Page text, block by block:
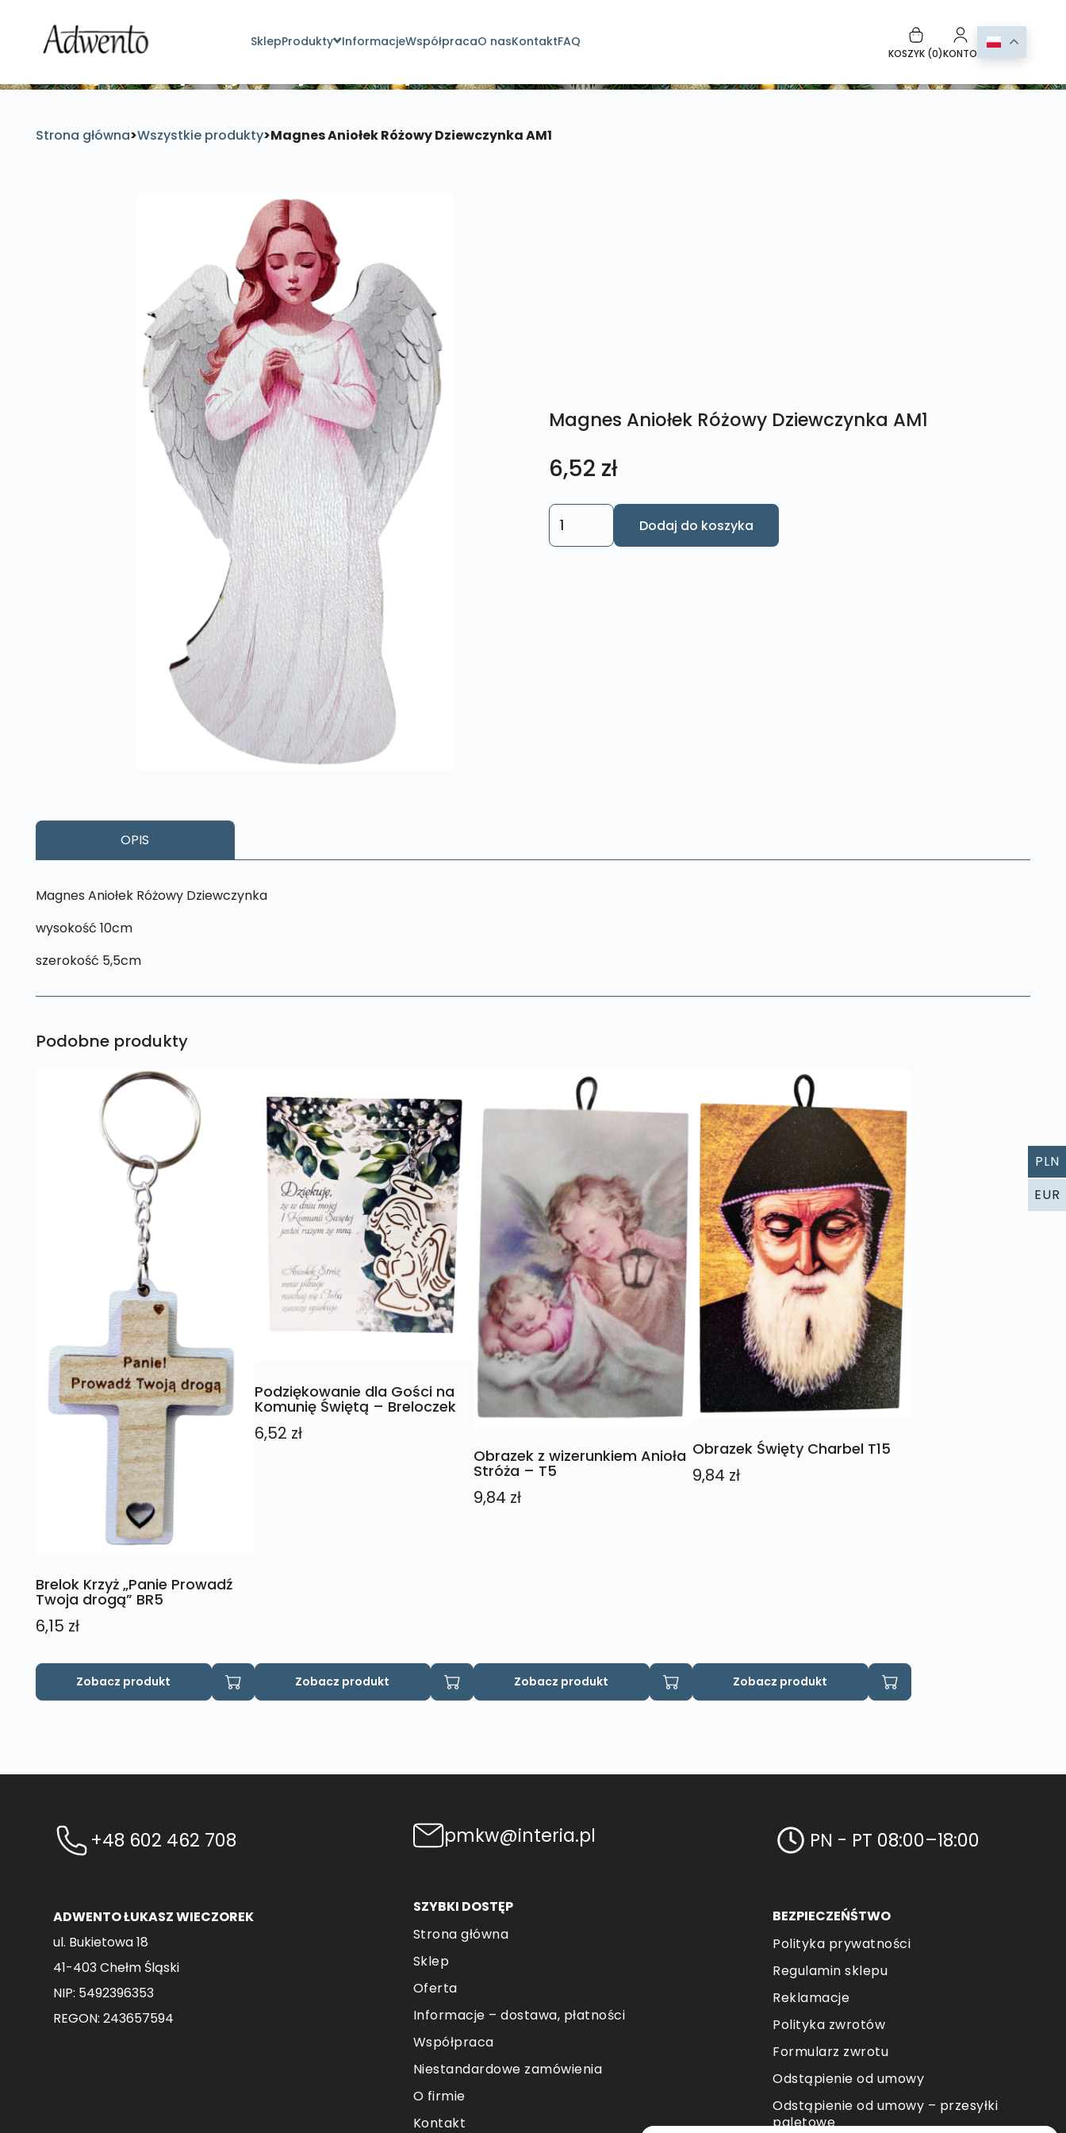
SklepProdukty InformacjeWspółpracaO nasKontaktFAQ
KOSZYK (0)KONTO
Strona główna>Wszystkie produkty>Magnes Aniołek Różowy Dziewczynka AM1
Magnes Aniołek Różowy Dziewczynka AM1
6,52 zł
ilość
Magnes
Dodaj do koszyka
OPIS
Magnes Aniołek Różowy Dziewczynka
wysokość 10cm
szerokość 5,5cm
Podobne produkty
Brelok Krzyż „Panie Prowadź
Twoja drogą” BR5
6,15 zł
Zobacz produkt
Podziękowanie dla Gości na
Komunię Świętą – Breloczek
6,52 zł
Zobacz produkt
Obrazek z wizerunkiem Anioła
Stróża – T5
9,84 zł
Zobacz produkt
Obrazek Święty Charbel T15
9,84 zł
Zobacz produkt
+48 602 462 708
ADWENTO ŁUKASZ WIECZOREK
ul. Bukietowa 18
41-403 Chełm Śląski
NIP: 5492396353
REGON: 243657594
pmkw@interia.pl
SZYBKI DOSTĘP
Strona główna
Sklep
Oferta
Informacje – dostawa, płatności
Współpraca
Niestandardowe zamówienia
O firmie
Kontakt
PN - PT 08:00–18:00
BEZPIECZEŃŚTWO
Polityka prywatności
Regulamin sklepu
Reklamacje
Polityka zwrotów
Formularz zwrotu
Odstąpienie od umowy
Odstąpienie od umowy – przesyłki
paletowe
PLN
EUR